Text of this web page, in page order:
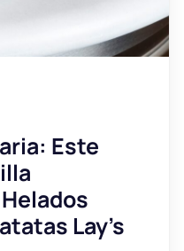
Este
Lay’s